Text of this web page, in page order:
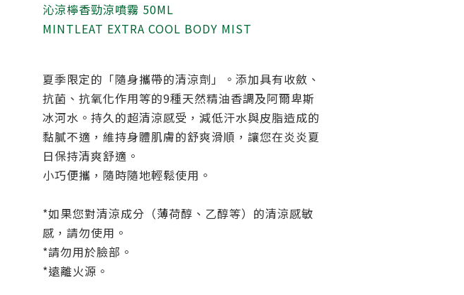
沁涼檸香勁涼噴霧 50ML
MINTLEAT EXTRA COOL BODY MIST
夏季限定的「隨身攜帶的清涼劑」。添加具有收斂、
抗菌、抗氧化作用等的9種天然精油香調及阿爾卑斯
冰河水。持久的超清涼感受，減低汗水與皮脂造成的
黏膩不適，維持身體肌膚的舒爽滑順，讓您在炎炎夏
日保持清爽舒適。
小巧便攜，隨時隨地輕鬆使用。
*如果您對清涼成分（薄荷醇、乙醇等）的清涼感敏
感，請勿使用。
*請勿用於臉部。
*遠離火源。